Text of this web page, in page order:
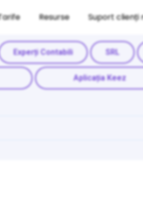
Resurse Suport clienți
Experți Contabili SRL
Aplicația Keez